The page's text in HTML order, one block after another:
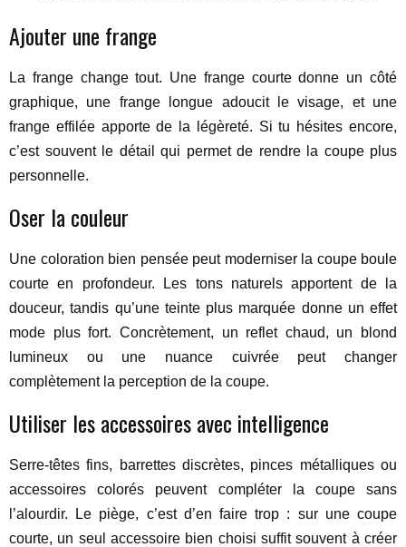
Ajouter une frange
La frange change tout. Une frange courte donne un côté
graphique, une frange longue adoucit le visage, et une
frange effilée apporte de la légèreté. Si tu hésites encore,
c’est souvent le détail qui permet de rendre la coupe plus
personnelle.
Oser la couleur
Une coloration bien pensée peut moderniser la coupe boule
courte en profondeur. Les tons naturels apportent de la
douceur, tandis qu’une teinte plus marquée donne un effet
mode plus fort. Concrètement, un reflet chaud, un blond
lumineux ou une nuance cuivrée peut changer
complètement la perception de la coupe.
Utiliser les accessoires avec intelligence
Serre-têtes fins, barrettes discrètes, pinces métalliques ou
accessoires colorés peuvent compléter la coupe sans
l’alourdir. Le piège, c’est d’en faire trop : sur une coupe
courte, un seul accessoire bien choisi suffit souvent à créer